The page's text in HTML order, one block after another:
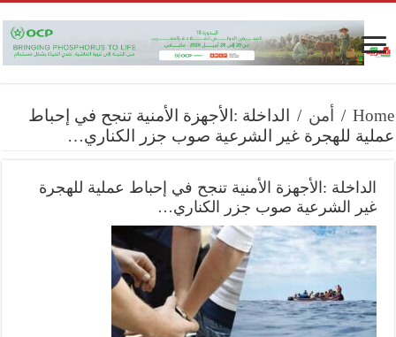
Home
/ أمن /
الداخلة :الأجهزة الأمنية تنجح في إحباط
عملية للهجرة غير الشرعية صوب جزر الكناري…
الداخلة :الأجهزة الأمنية تنجح في إحباط عملية للهجرة
غير الشرعية صوب جزر الكناري…